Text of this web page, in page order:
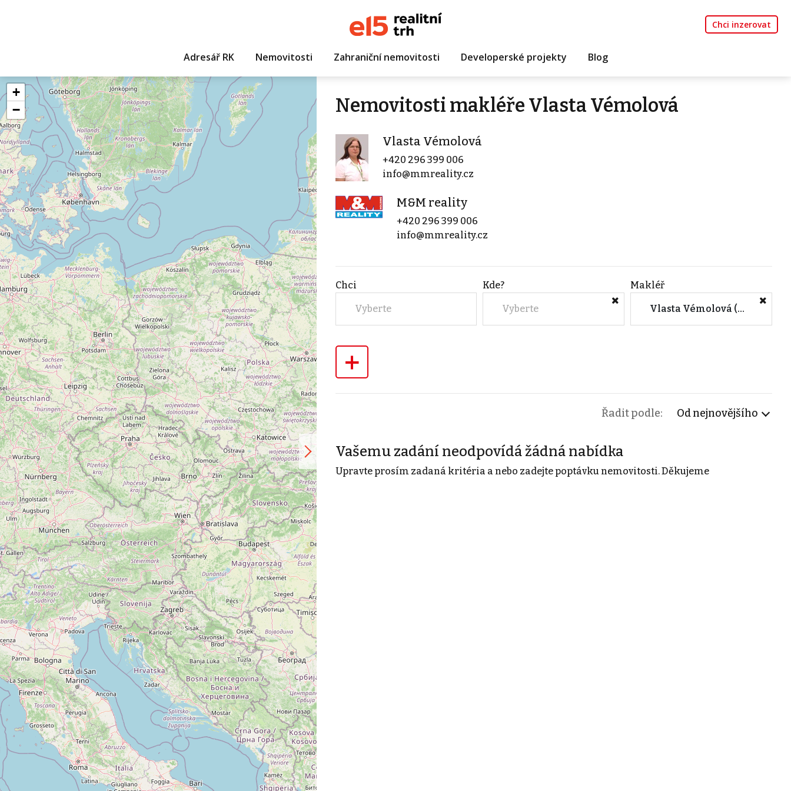
Chci inzerovat
Adresář RK Nemovitosti Zahraniční nemovitosti Developerské projekty Blog
+
−
Nemovitosti makléře Vlasta Vémolová
Vlasta Vémolová
+420 296 399 006
info@mmreality.cz
M&M reality
+420 296 399 006
info@mmreality.cz
Chci
Vyberte
Kde?
Vyberte
Makléř
Vlasta Vémolová (M&M reality)
+
Řadit podle: Od nejnovějšího
Vašemu zadání neodpovídá žádná nabídka
Upravte prosím zadaná kritéria a nebo zadejte poptávku nemovitosti. Děkujeme